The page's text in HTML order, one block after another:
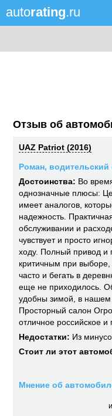
autorating.ru
Отзыв об
UAZ Patriot (2016)
Роман, водительский
Достоинства: Во
однозначные плюсы:
имеет аналогов,
надежность.
обслуживании и
чувствует и просто
ходу. Полный привод и
критичным при
часто и бегать в
еще не приходилось.
удобны зимой, в нашем
Просторный салон
отличное российское
Недостатки: Из
Стоит ли этот
Мнение об